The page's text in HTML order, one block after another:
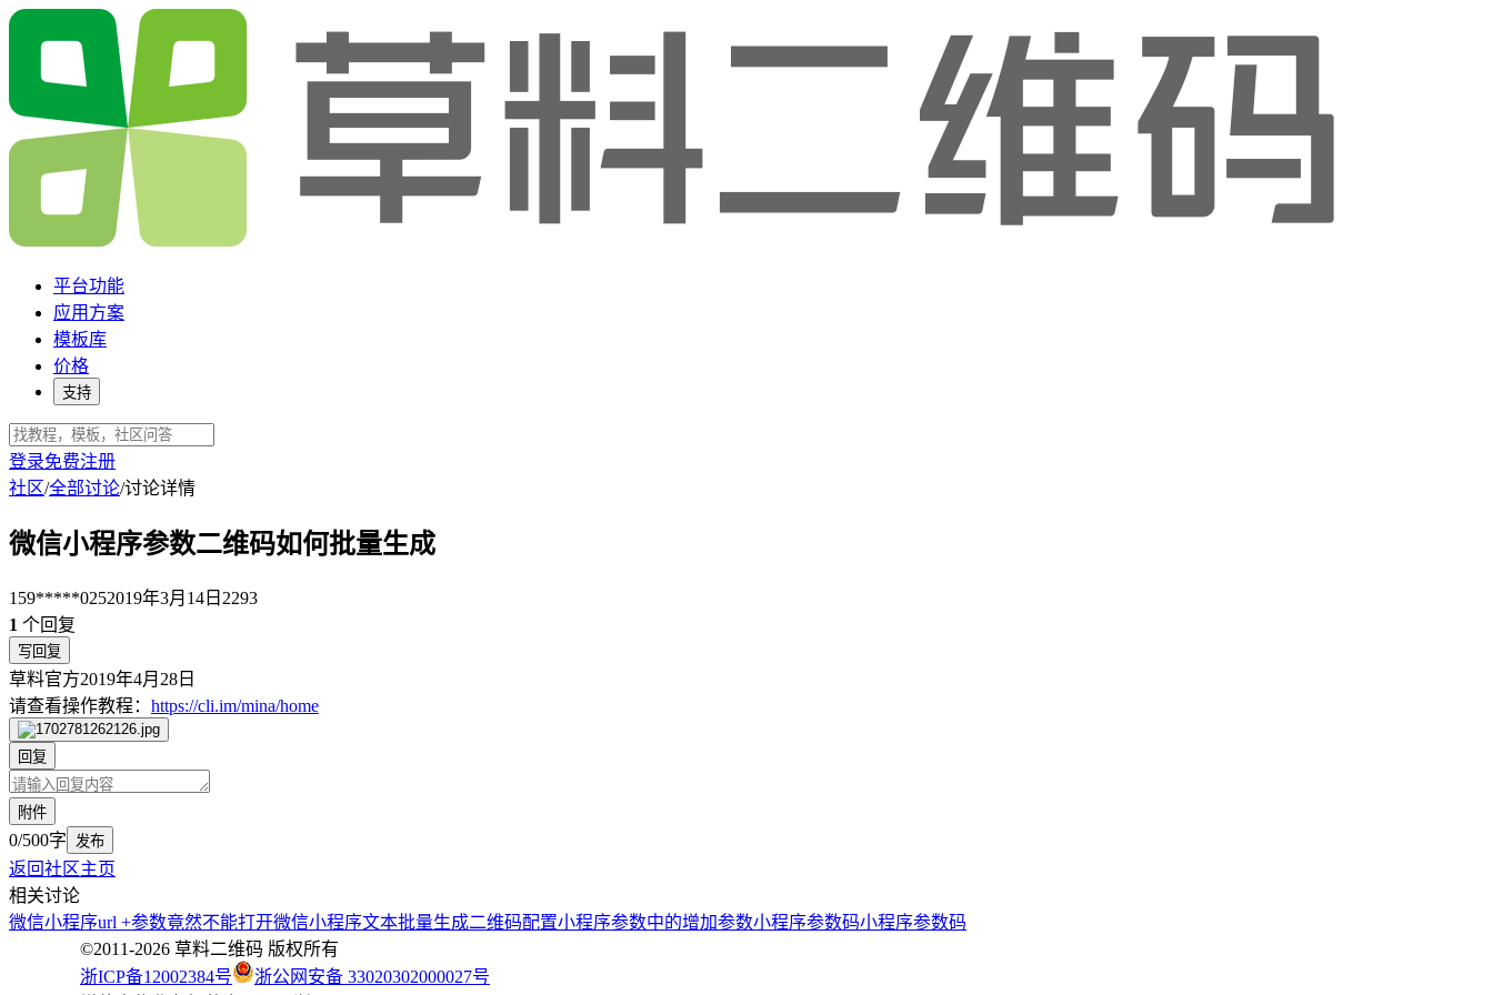
平台功能
应用方案
模板库
价格
支持
登录免费注册
社区/全部讨论/讨论详情
微信小程序参数二维码如何批量生成
159*****0252019年3月14日 2293
1 个回复
写回复
草料官方2019年4月28日
请查看操作教程： https://cli.im/mina/home
回复
附件
0/500字 发布
返回社区主页
相关讨论
微信小程序url +参数竟然不能打开微信小程序文本批量生成二维码配置小程序参数中的增加参数小程序参数码小程序参数码
©2011-2026 草料二维码 版权所有
浙ICP备12002384号
浙公网安备 33020302000027号